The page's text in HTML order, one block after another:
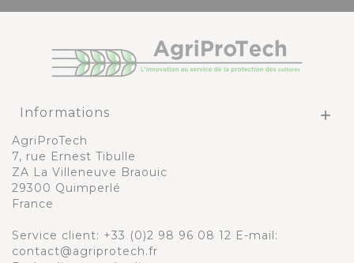
Informations 
AgriProTech
7, rue Ernest Tibulle
ZA La Villeneuve Braouic
29300 Quimperlé
France
Service client: +33 (0)2 98 96 08 12 E-mail:
contact@agriprotech.fr